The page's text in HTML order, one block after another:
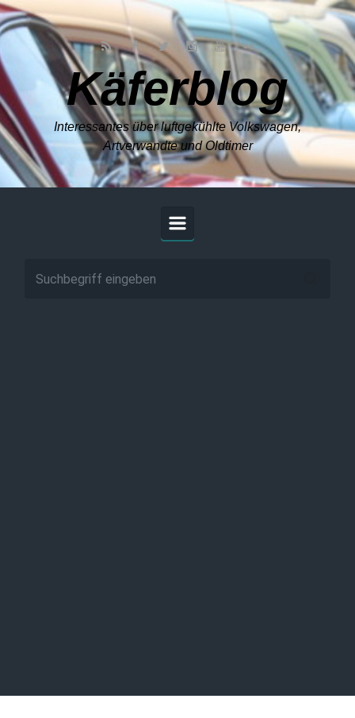
Zum Hauptinhalt springen
Käferblog
Interessantes über luftgekühlte Volkswagen,
Artverwandte und Oldtimer